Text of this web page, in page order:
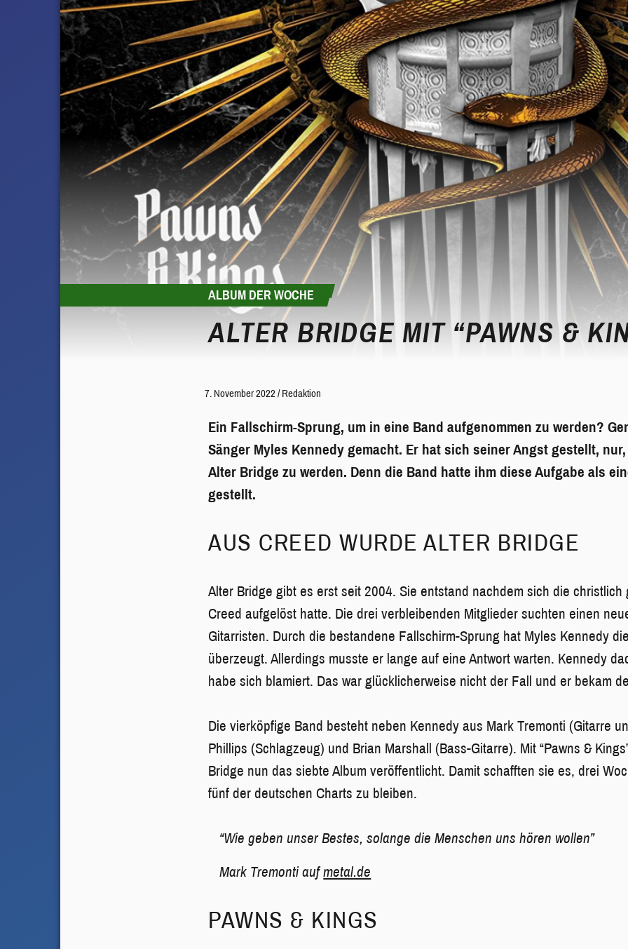
ALBUM DER WOCHE
ALTER BRIDGE MIT “PAWNS &
7. November 2022 /Redaktion
Ein Fallschirm-Sprung, um in eine Band aufgenommen zu werden?
Sänger Myles Kennedy gemacht. Er hat sich seiner Angst gestellt,
Alter Bridge zu werden. Denn die Band hatte ihm diese Aufgabe als
gestellt.
AUS CREED WURDE ALTER BRIDGE
Alter Bridge gibt es erst seit 2004. Sie entstand nachdem sich die christlich
Creed aufgelöst hatte. Die drei verbleibenden Mitglieder suchten einen
Gitarristen. Durch die bestandene Fallschirm-Sprung hat Myles Kennedy
überzeugt. Allerdings musste er lange auf eine Antwort warten. Kennedy
habe sich blamiert. Das war glücklicherweise nicht der Fall und er bekam
Die vierköpfige Band besteht neben Kennedy aus Mark Tremonti (Gitarre
Phillips (Schlagzeug) und Brian Marshall (Bass-Gitarre). Mit “Pawns &
Bridge nun das siebte Album veröffentlicht. Damit schafften sie es, drei
fünf der deutschen Charts zu bleiben.
“Wie geben unser Bestes, solange die Menschen uns hören wollen”
Mark Tremonti aufmetal.de
PAWNS & KINGS